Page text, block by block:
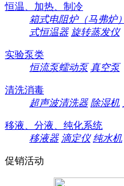
恒温、加热、制冷
箱式电阻炉（马弗炉）
式恒温器 旋转蒸发仪
实验泵类
恒流泵蠕动泵 真空泵
清洗消毒
超声波清洗器 除湿机
移液、分液、纯化系统
移液器 滴定仪 纯水机
促销活动